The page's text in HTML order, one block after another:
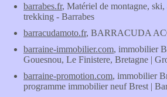
barrabes.fr, Matériel de montagne, ski,
trekking - Barrabes
barracudamoto.fr, BARRACUDA
barraine-immobilier.com, immobilier
Gouesnou, Le Finistere, Bretagne |
barraine-promotion.com, immobilier
programme immobilier neuf Brest |